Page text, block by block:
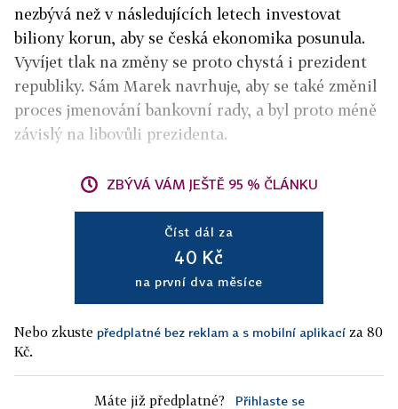
nezbývá než v následujících letech investovat
biliony korun, aby se česká ekonomika posunula.
Vyvíjet tlak na změny se proto chystá i prezident
republiky. Sám Marek navrhuje, aby se také změnil
proces jmenování bankovní rady, a byl proto méně
závislý na libovůli prezidenta.
ZBÝVÁ VÁM JEŠTĚ 95 % ČLÁNKU
Číst dál za
40 Kč
na první dva měsíce
Nebo zkuste předplatné bez reklam a s mobilní aplikací za 80
Kč.
Máte již předplatné? Přihlaste se